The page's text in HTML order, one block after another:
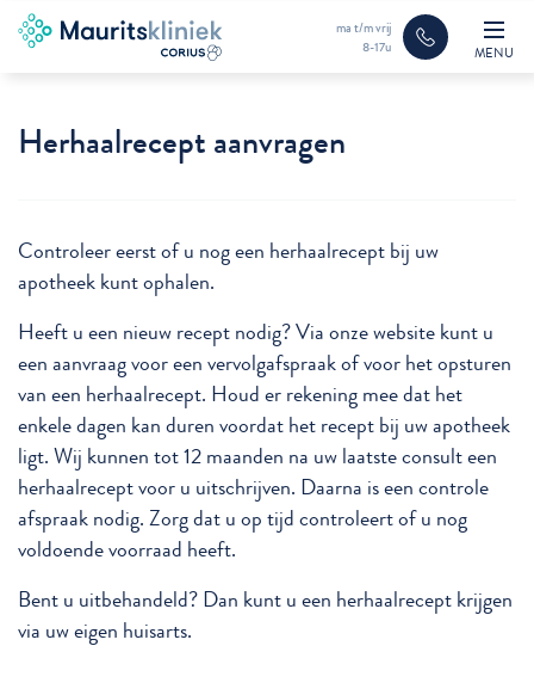
ma t/m vrij
8-17u
MENU
Herhaalrecept aanvragen
Controleer eerst of u nog een herhaalrecept bij uw
apotheek kunt ophalen.
Heeft u een nieuw recept nodig? Via onze website kunt u
een aanvraag voor een vervolgafspraak of voor het opsturen
van een herhaalrecept. Houd er rekening mee dat het
enkele dagen kan duren voordat het recept bij uw apotheek
ligt. Wij kunnen tot 12 maanden na uw laatste consult een
herhaalrecept voor u uitschrijven. Daarna is een controle
afspraak nodig. Zorg dat u op tijd controleert of u nog
voldoende voorraad heeft.
Bent u uitbehandeld? Dan kunt u een herhaalrecept krijgen
via uw eigen huisarts.